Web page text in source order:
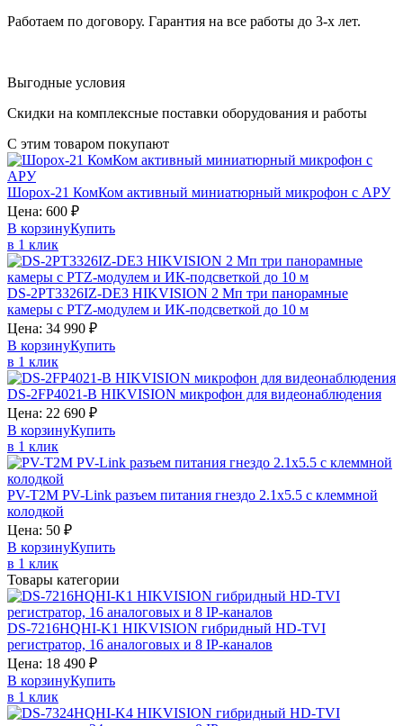
Работаем по договору. Гарантия на все работы до 3-х лет.
Выгодные условия
Скидки на комплексные поставки оборудования и работы
С этим товаром покупают
Шорох-21 КомКом активный миниатюрный микрофон с АРУ
Цена: 600 ₽
В корзинуКупить
в 1 клик
DS-2PT3326IZ-DE3 HIKVISION 2 Мп три панорамные
камеры с PTZ-модулем и ИК-подсветкой до 10 м
Цена: 34 990 ₽
В корзинуКупить
в 1 клик
DS-2FP4021-B HIKVISION микрофон для видеонаблюдения
Цена: 22 690 ₽
В корзинуКупить
в 1 клик
PV-T2M PV-Link разъем питания гнездо 2.1х5.5 c клеммной
колодкой
Цена: 50 ₽
В корзинуКупить
в 1 клик
Товары категории
DS-7216HQHI-K1 HIKVISION гибридный HD-TVI
регистратор, 16 аналоговых и 8 IP-каналов
Цена: 18 490 ₽
В корзинуКупить
в 1 клик